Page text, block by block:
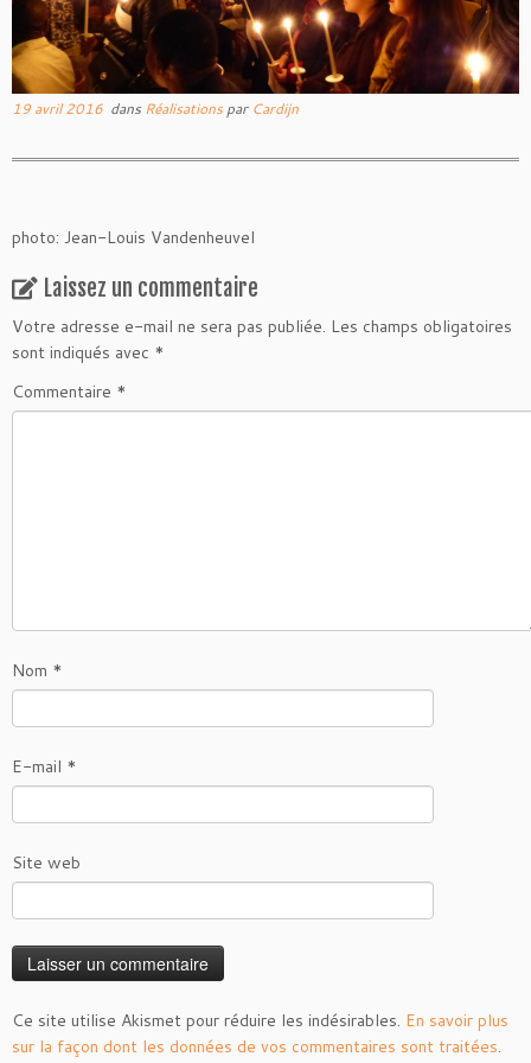
19 avril 2016 dans Réalisations par Cardijn
photo: Jean-Louis Vandenheuvel
Laissez un commentaire
Votre adresse e-mail ne sera pas publiée. Les champs obligatoires
sont indiqués avec *
Commentaire *
Nom *
E-mail *
Site web
Ce site utilise Akismet pour réduire les indésirables. En savoir plus
sur la façon dont les données de vos commentaires sont traitées.